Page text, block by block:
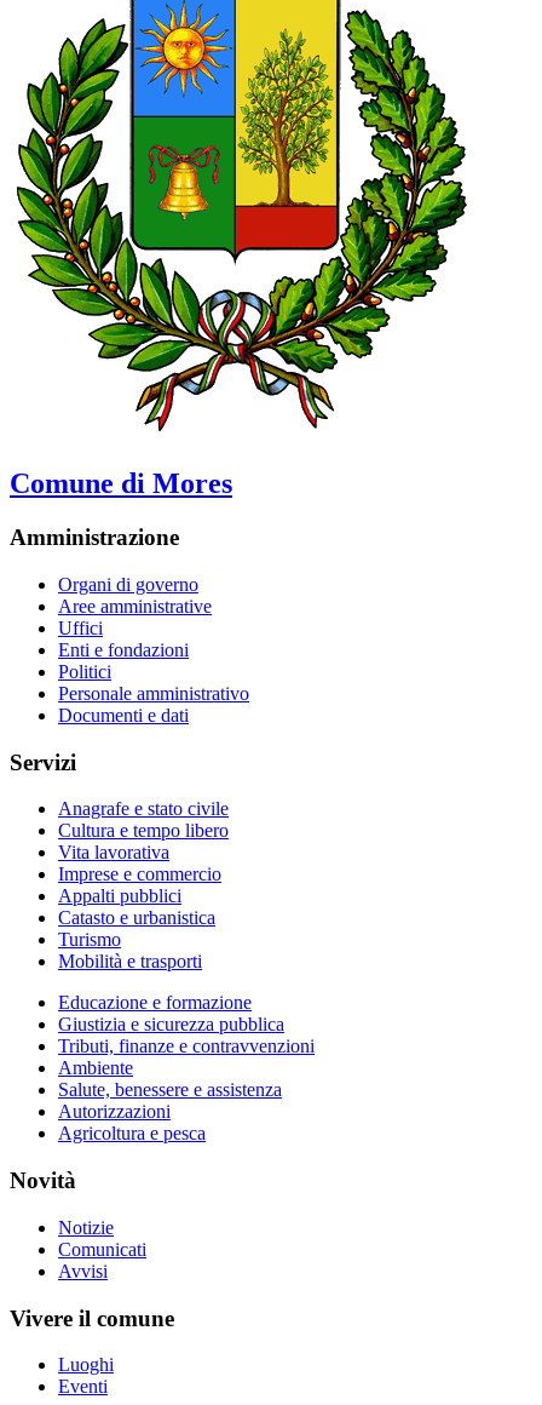
Comune di Mores
Amministrazione
Organi di governo
Aree amministrative
Uffici
Enti e fondazioni
Politici
Personale amministrativo
Documenti e dati
Servizi
Anagrafe e stato civile
Cultura e tempo libero
Vita lavorativa
Imprese e commercio
Appalti pubblici
Catasto e urbanistica
Turismo
Mobilità e trasporti
Educazione e formazione
Giustizia e sicurezza pubblica
Tributi, finanze e contravvenzioni
Ambiente
Salute, benessere e assistenza
Autorizzazioni
Agricoltura e pesca
Novità
Notizie
Comunicati
Avvisi
Vivere il comune
Luoghi
Eventi